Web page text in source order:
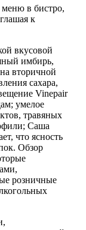
меню в бистро,
к
вкусовой
имбирь,
вторичной
сахара,
Vinepair
умелое
травяных
Саша
что ясность
Обзор
розничные